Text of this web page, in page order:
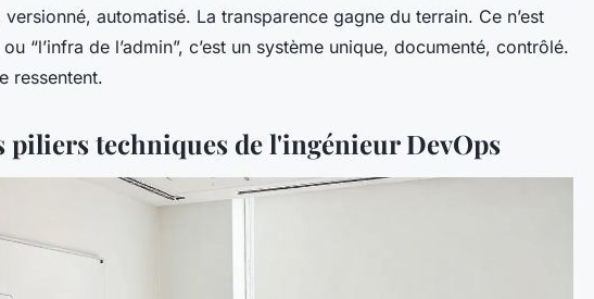
automatisé. La transparence gagne du terrain. Ce n’est
“l’infra de l’admin”, c’est un système unique, documenté, contrôlé.
ressentent.
piliers techniques de l'ingénieur DevOps